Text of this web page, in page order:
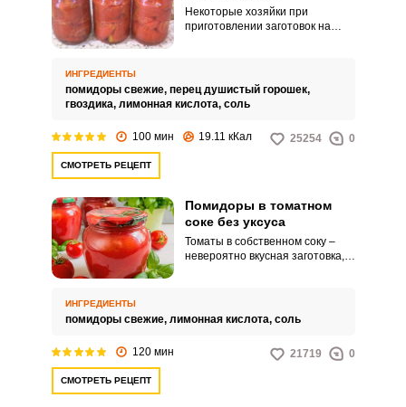
Некоторые хозяйки при
приготовлении заготовок на
обалденным рецептом и
приготовить закуску из
помидоров в собственном соку
ИНГРЕДИЕНТЫ
помидоры свежие, перец душистый горошек,
гвоздика, лимонная кислота, соль
100 мин 19.11 кКал 25254 0
СМОТРЕТЬ РЕЦЕПТ
Помидоры в томатном
соке без уксуса
Томаты в собственном соку –
невероятно вкусная заготовка,
Кроме того, сами по себе
помидоры в собственном соку
ИНГРЕДИЕНТЫ
помидоры свежие, лимонная кислота, соль
120 мин 21719 0
СМОТРЕТЬ РЕЦЕПТ
ВХОД НА САЙТ РЕГИСТРАЦИЯ
Войдите
с помощью социальных сетей: